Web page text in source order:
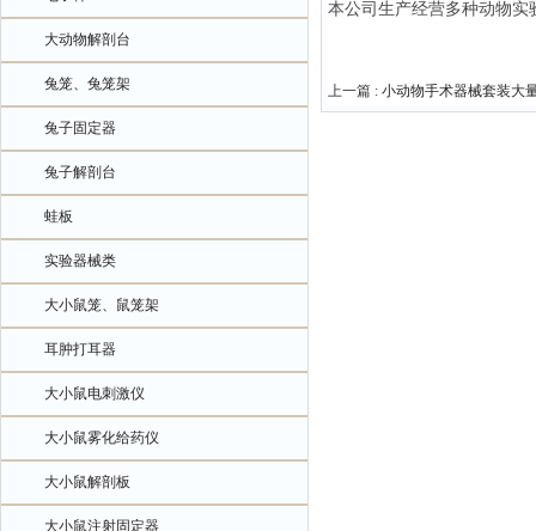
大动物解剖台
兔笼、兔笼架
兔子固定器
兔子解剖台
蛙板
实验器械类
大小鼠笼、鼠笼架
耳肿打耳器
大小鼠电刺激仪
大小鼠雾化给药仪
大小鼠解剖板
大小鼠注射固定器
本公司生产经营多种动物
上一篇 : 小动物手术器械套装大